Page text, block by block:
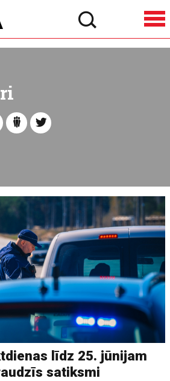
līdz 25. jūnijam
satiksmi